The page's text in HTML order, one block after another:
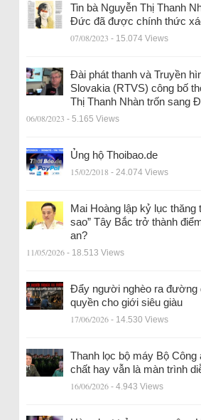
Tin bà Nguyễn Thị Thanh
Đức đã được chính thức
07/08/2023 - 15.074 Views
Đài phát thanh và Truyền
Slovakia (RTVS) công bố
Thị Thanh Nhàn trốn sang
06/08/2023 - 5.165 Views
Ủng hộ Thoibao.de
15/02/2018 - 24.074 Views
Mai Hoàng lập kỷ lục thăng
sao” Tây Bắc trở thành
an?
11/05/2026 - 18.513 Views
Đẩy người nghèo ra đường
quyền cho giới siêu giàu
17/06/2026 - 14.530 Views
Thanh lọc bộ máy Bộ Công
chất hay vẫn là màn trình
16/06/2026 - 4.943 Views